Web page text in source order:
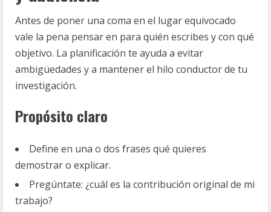
Antes de poner una coma en el lugar equivocado
vale la pena pensar en para quién escribes y con qué
objetivo. La planificación te ayuda a evitar
ambigüedades y a mantener el hilo conductor de tu
investigación.
Propósito claro
Define en una o dos frases qué quieres
demostrar o explicar.
Pregúntate: ¿cuál es la contribución original de mi
trabajo?